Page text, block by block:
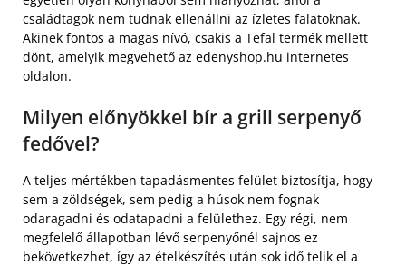
családtagok nem tudnak ellenállni az ízletes falatoknak.
Akinek fontos a magas nívó, csakis a Tefal termék mellett
dönt, amelyik megvehető az edenyshop.hu internetes
oldalon.
Milyen előnyökkel bír a grill serpenyő
fedővel?
A teljes mértékben tapadásmentes felület biztosítja, hogy
sem a zöldségek, sem pedig a húsok nem fognak
odaragadni és odatapadni a felülethez. Egy régi, nem
megfelelő állapotban lévő serpenyőnél sajnos ez
bekövetkezhet, így az ételkészítés után sok idő telik el a